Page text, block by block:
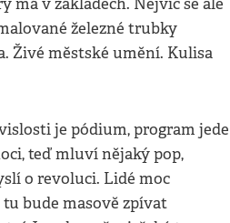
má v základech. Nejvíc se ale
železné trubky
Živé městské umění. Kulisa
je pódium, program jede
teď mluví nějaký pop,
o revoluci. Lidé moc
bude masově zpívat